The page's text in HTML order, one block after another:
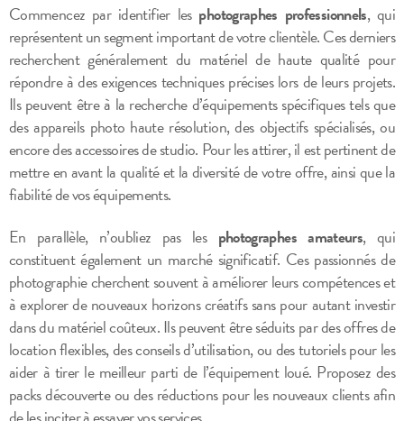
Commencez par identifier les photographes professionnels, qui
représentent un segment important de votre clientèle. Ces derniers
recherchent généralement du matériel de haute qualité pour
répondre à des exigences techniques précises lors de leurs projets.
Ils peuvent être à la recherche d’équipements spécifiques tels que
des appareils photo haute résolution, des objectifs spécialisés, ou
encore des accessoires de studio. Pour les attirer, il est pertinent de
mettre en avant la qualité et la diversité de votre offre, ainsi que la
fiabilité de vos équipements.
En parallèle, n’oubliez pas les photographes amateurs, qui
constituent également un marché significatif. Ces passionnés de
photographie cherchent souvent à améliorer leurs compétences et
à explorer de nouveaux horizons créatifs sans pour autant investir
dans du matériel coûteux. Ils peuvent être séduits par des offres de
location flexibles, des conseils d’utilisation, ou des tutoriels pour les
aider à tirer le meilleur parti de l’équipement loué. Proposez des
packs découverte ou des réductions pour les nouveaux clients afin